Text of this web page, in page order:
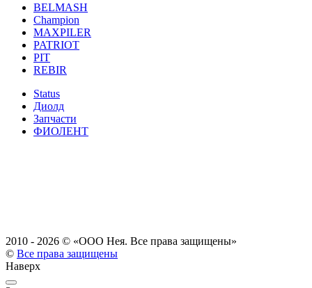
BELMASH
Champion
MAXPILER
PATRIOT
PIT
REBIR
Status
Диолд
Запчасти
ФИОЛЕНТ
2010 - 2026 © «ООО Нея. Все права защищены»
© Все права защищены
Наверх